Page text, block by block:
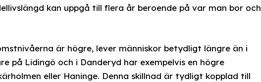
kan uppgå till flera år beroende på var man bor och
är högre, lever människor betydligt längre än i
på Lidingö och i Danderyd har exempelvis en högre
eller Haninge. Denna skillnad är tydligt kopplad till